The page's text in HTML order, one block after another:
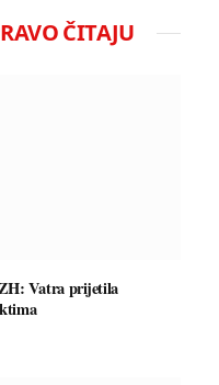
ČITAJU
Vatra prijetila